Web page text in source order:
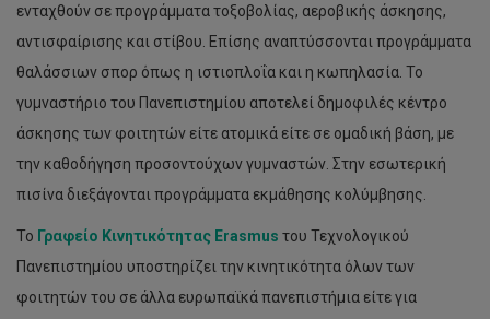
ενταχθούν σε προγράμματα τοξοβολίας, αεροβικής άσκησης,
αντισφαίρισης και στίβου. Επίσης αναπτύσσονται προγράμματα
θαλάσσιων σπορ όπως η ιστιοπλοΐα και η κωπηλασία. Το
γυμναστήριο του Πανεπιστημίου αποτελεί δημοφιλές κέντρο
άσκησης των φοιτητών είτε ατομικά είτε σε ομαδική βάση, με
την καθοδήγηση προσοντούχων γυμναστών. Στην εσωτερική
πισίνα διεξάγονται προγράμματα εκμάθησης κολύμβησης.
To Γραφείο Κινητικότητας Erasmus του Τεχνολογικού
Πανεπιστημίου υποστηρίζει την κινητικότητα όλων των
φοιτητών του σε άλλα ευρωπαϊκά πανεπιστήμια είτε για